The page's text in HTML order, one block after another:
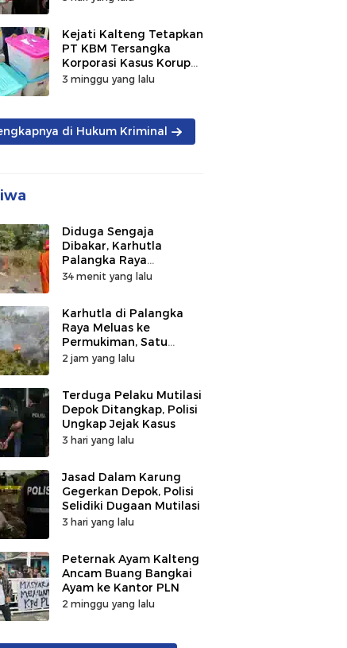
Kejati Kalteng Tetapkan
PT KBM Tersangka
Korporasi Kasus Korupsi
Zirkon Rp242 Miliar
3 minggu yang lalu
di Hukum Kriminal
Diduga Sengaja
Dibakar, Karhutla
Palangka Raya
Tinggalkan Karet Ban
34 menit yang lalu
Karhutla di Palangka
Raya Meluas ke
Permukiman, Satu
Rumah di Jalan Kalibata
2 jam yang lalu
Terduga Pelaku Mutilasi
Depok Ditangkap, Polisi
Ungkap Jejak Kasus
3 hari yang lalu
Jasad Dalam Karung
Gegerkan Depok, Polisi
Selidiki Dugaan Mutilasi
3 hari yang lalu
Peternak Ayam Kalteng
Ancam Buang Bangkai
Ayam ke Kantor PLN
2 minggu yang lalu